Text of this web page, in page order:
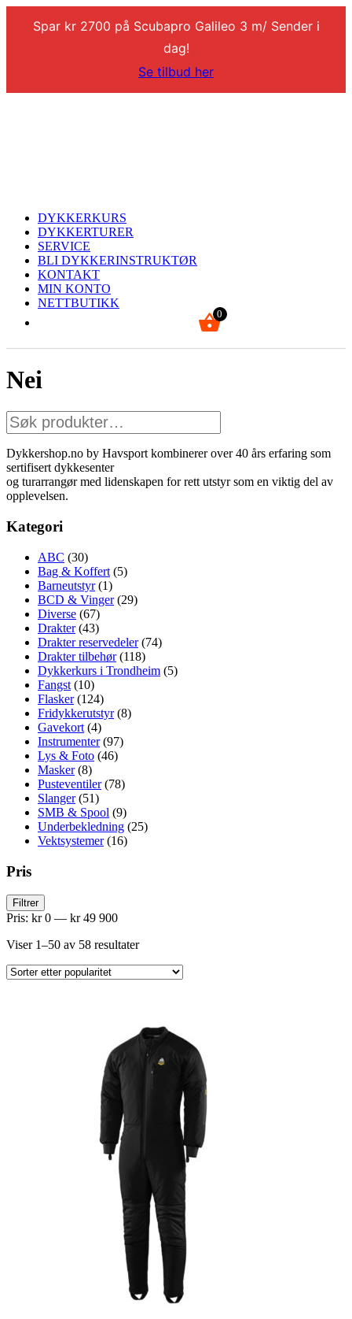
Spar kr 2700 på Scubapro Galileo 3 m/ Sender i
dag!
Se tilbud her
DYKKERKURS
DYKKERTURER
SERVICE
BLI DYKKERINSTRUKTØR
KONTAKT
MIN KONTO
NETTBUTIKK
0
Nei
Søk
etter:
Dykkershop.no by Havsport kombinerer over 40 års erfaring som
sertifisert dykkesenter
og turarrangør med lidenskapen for rett utstyr som en viktig del av
opplevelsen.
Kategori
ABC (30)
Bag & Koffert (5)
Barneutstyr (1)
BCD & Vinger (29)
Diverse (67)
Drakter (43)
Drakter reservedeler (74)
Drakter tilbehør (118)
Dykkerkurs i Trondheim (5)
Fangst (10)
Flasker (124)
Fridykkerutstyr (8)
Gavekort (4)
Instrumenter (97)
Lys & Foto (46)
Masker (8)
Pusteventiler (78)
Slanger (51)
SMB & Spool (9)
Underbekledning (25)
Vektsystemer (16)
Pris
Min.
pris
Makspris
Filtrer
Pris: kr 0 — kr 49 900
Viser 1–50 av 58 resultaterSortert
propularitet